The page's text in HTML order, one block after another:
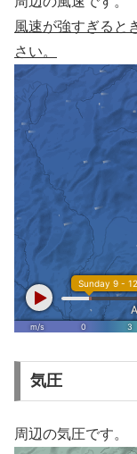
風速が強すぎると
さい。
気圧
周辺の気圧です。